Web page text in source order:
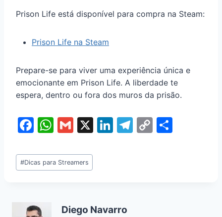
Prison Life está disponível para compra na Steam:
Prison Life na Steam
Prepare-se para viver uma experiência única e
emocionante em Prison Life. A liberdade te
espera, dentro ou fora dos muros da prisão.
F
c
e
o
W
at
s
p
G
ai
l
X
Li
n
T
C
#Dicas para Streamers
Diego Navarro